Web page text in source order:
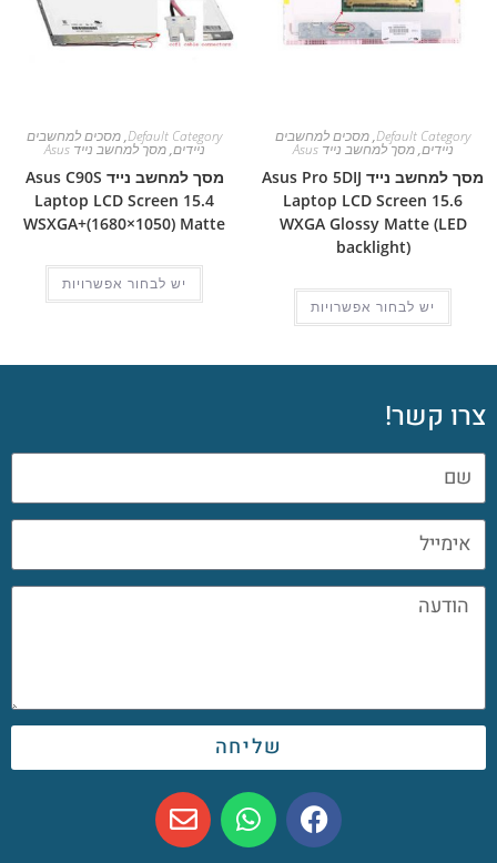
Default Category
,מסכים למחשבים
ניידים,מסך למחשב נייד Asus
מסך למחשב נייד Asus Pro 5DIJ
Laptop LCD Screen 15.6
WXGA Glossy Matte (LED
backlight)
יש לבחור אפשרויות
Default Category
,מסכים למחשבים
ניידים,מסך למחשב נייד Asus
מסך למחשב נייד Asus C90S
Laptop LCD Screen 15.4
WSXGA+(1680×1050) Matte
יש לבחור אפשרויות
צרו קשר!
שליחה